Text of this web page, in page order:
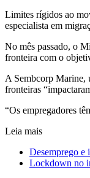
Limites rígidos ao
especialista em
No mês passado, o
fronteira com o
A Sembcorp Marine,
fronteiras
“Os empregadores
Leia mais
Desemprego e
Lockdown no